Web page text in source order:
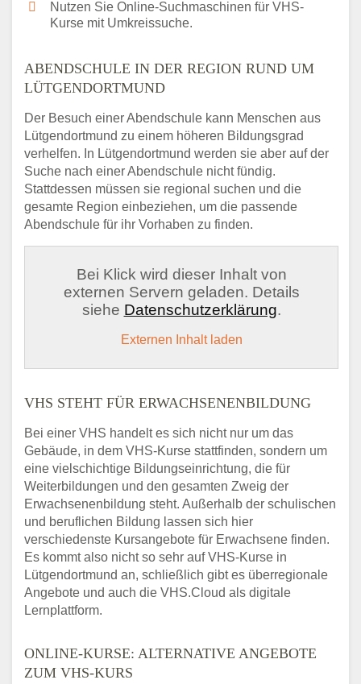
Nutzen Sie Online-Suchmaschinen für VHS-
Kurse mit Umkreissuche.
ABENDSCHULE IN DER REGION RUND UM
LÜTGENDORTMUND
Der Besuch einer Abendschule kann Menschen aus
Lütgendortmund zu einem höheren Bildungsgrad
verhelfen. In Lütgendortmund werden sie aber auf der
Suche nach einer Abendschule nicht fündig.
Stattdessen müssen sie regional suchen und die
gesamte Region einbeziehen, um die passende
Abendschule für ihr Vorhaben zu finden.
Bei Klick wird dieser Inhalt von
externen Servern geladen. Details
siehe Datenschutzerklärung.
Externen Inhalt laden
VHS STEHT FÜR ERWACHSENENBILDUNG
Bei einer VHS handelt es sich nicht nur um das
Gebäude, in dem VHS-Kurse stattfinden, sondern um
eine vielschichtige Bildungseinrichtung, die für
Weiterbildungen und den gesamten Zweig der
Erwachsenenbildung steht. Außerhalb der schulischen
und beruflichen Bildung lassen sich hier
verschiedenste Kursangebote für Erwachsene finden.
Es kommt also nicht so sehr auf VHS-Kurse in
Lütgendortmund an, schließlich gibt es überregionale
Angebote und auch die VHS.Cloud als digitale
Lernplattform.
ONLINE-KURSE: ALTERNATIVE ANGEBOTE
ZUM VHS-KURS